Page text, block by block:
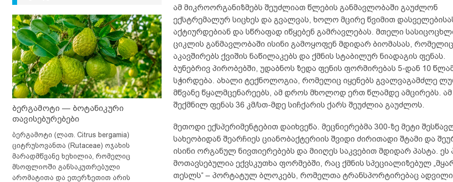
ამ მიკროორგანიზმებს შეუძლიათ წლების განმავლობაში გაუძლონ
ექსტრემალურ სიცხეს და გვალვას, ხოლო მცირე წვიმით
აქტიურდებიან და სწრაფად იწყებენ გამრავლებას. მთელი
ციკლის განმავლობაში ისინი გამოყოფენ მდიდარ ბიომასას, რომელიც
აკავშირებს ქვიშის ნაწილაკებს და ქმნის სტაბილურ ნიადაგის ფენას.
ბუნებრივ პირობებში, უდაბნოს ზედა ფენის ფორმირებას 5-დან 10
სჭირდება. ახალი ტექნოლოგია, რომელიც იყენებს გვალვაგამძლე
მწვანე წყალმცენარეებს, ამ დროს მხოლოდ ერთ წლამდე ამცირებს. ამ
შექმნილ ფენას 36 კმ/სთ-მდე სიჩქარის ქარს შეუძლია გაუძლოს.
მეთოდი ექსპერიმენტებით დაიხვეწა. მეცნიერებმა 300-ზე მეტი
სახეობიდან შეარჩიეს ციანობაქტერიის შვიდი ძირითადი შტამი და
ისინი ორგანულ ნივთიერებებს და მიიღეს საკვებით მდიდარ პასტა. ეს
მოთავსებულია ექვსკუთხა ფორმებში, რაც ქმნის სპეციალიზებულ
თესლს“ – პორტატულ ბლოკებს, რომელთა ტრანსპორტირებაც
ბერგამოტი — ბოტანიკური
თავისებურებები
ბერგამოტი (ლათ. Citrus bergamia)
ციტრუსოვანთა (Rutaceae) ოჯახის
მარადმწვანე ხეხილია, რომელიც
მსოფლიოში განსაკუთრებული
არომატითა და ეთერზეთით არის